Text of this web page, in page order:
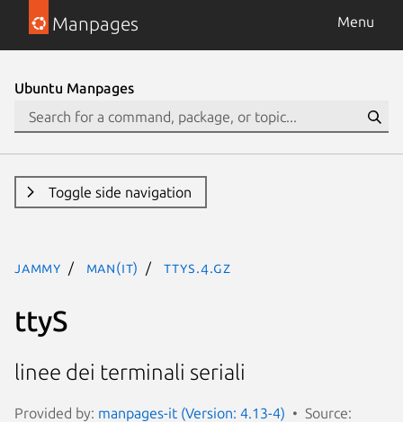
Manpages Menu
Ubuntu Manpages
Toggle side navigation
jammy man(it) ttyS.4.gz
ttyS
linee dei terminali seriali
Provided by: manpages-it (Version: 4.13-4)
Source: